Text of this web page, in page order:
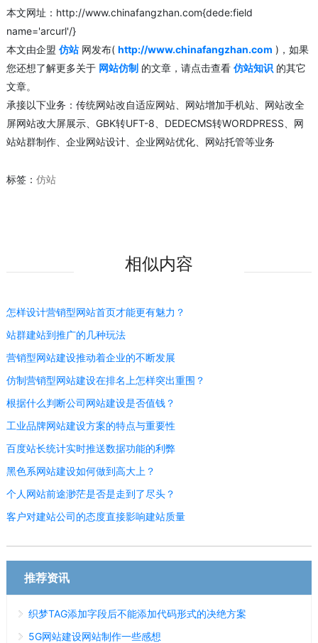
本文网址：http://www.chinafangzhan.com{dede:field
name='arcurl'/}
本文由企盟 仿站 网发布( http://www.chinafangzhan.com )，如果
您还想了解更多关于 网站仿制 的文章，请点击查看 仿站知识 的其它
文章。
承接以下业务：传统网站改自适应网站、网站增加手机站、网站改全
屏网站改大屏展示、GBK转UFT-8、DEDECMS转WORDPRESS、网
站站群制作、企业网站设计、企业网站优化、网站托管等业务
标签： 仿站
相似内容
怎样设计营销型网站首页才能更有魅力？
站群建站到推广的几种玩法
营销型网站建设推动着企业的不断发展
仿制营销型网站建设在排名上怎样突出重围？
根据什么判断公司网站建设是否值钱？
工业品牌网站建设方案的特点与重要性
百度站长统计实时推送数据功能的利弊
黑色系网站建设如何做到高大上？
个人网站前途渺茫是否是走到了尽头？
客户对建站公司的态度直接影响建站质量
推荐资讯
织梦TAG添加字段后不能添加代码形式的决绝方案
5G网站建设网站制作一些感想